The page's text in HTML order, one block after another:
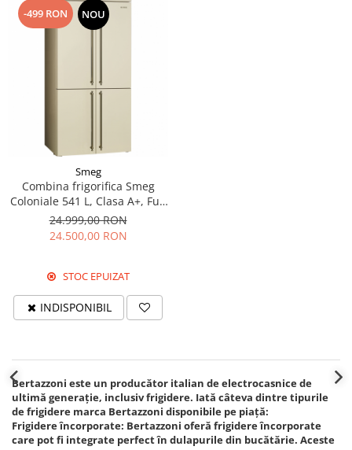
-499 RON NOU
Smeg
Combina frigorifica Smeg
Coloniale 541 L, Clasa A+, Full
No Frost, Crem
24.999,00 RON
24.500,00 RON
STOC EPUIZAT
INDISPONIBIL
Bertazzoni este un producător italian de electrocasnice de
ultimă generație, inclusiv frigidere. Iată câteva dintre tipurile
de frigidere marca Bertazzoni disponibile pe piață:
Frigidere încorporate: Bertazzoni oferă frigidere încorporate
care pot fi integrate perfect în dulapurile din bucătărie. Aceste